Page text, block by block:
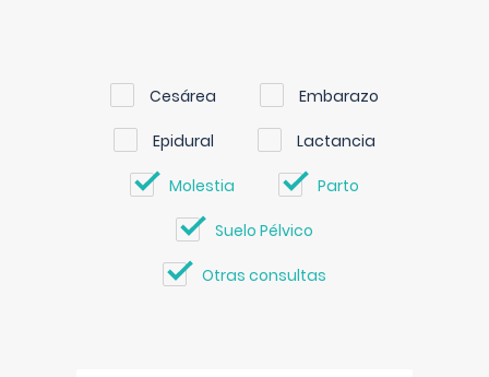
Cesárea Embarazo
Epidural Lactancia
Molestia Parto
Suelo Pélvico
Otras consultas